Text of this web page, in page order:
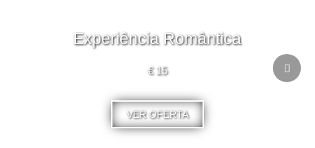
Experiência Romântica
€ 15
VER OFERTA